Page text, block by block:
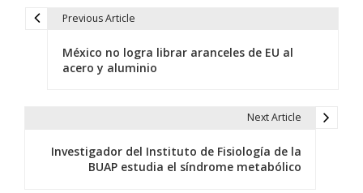
Previous Article
México no logra librar aranceles de EU al
acero y aluminio
Next Article
Investigador del Instituto de Fisiología de la
BUAP estudia el síndrome metabólico